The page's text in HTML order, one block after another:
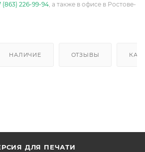
(863) 226-99-94, а также в офисе в Ростове-
НАЛИЧИЕ ОТЗЫВЫ КАК
ДЛЯ ПЕЧАТИ